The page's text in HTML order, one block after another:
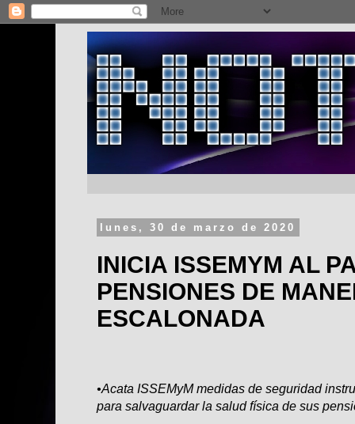
lunes, 30 de marzo de 2020
INICIA ISSEMYM AL
PENSIONES DE
ESCALONADA
•Acata ISSEMyM medidas de seguridad
para salvaguardar la salud física de sus